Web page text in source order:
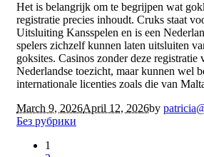
Het is belangrijk om te begrijpen wat
registratie precies inhoudt. Cruks staat
Uitsluiting Kansspelen en is een
spelers zichzelf kunnen laten uitsluiten
goksites. Casinos zonder deze registratie
Nederlandse toezicht, maar kunnen wel
internationale licenties zoals die van
March 9, 2026April 12, 2026by
Без рубрики
1